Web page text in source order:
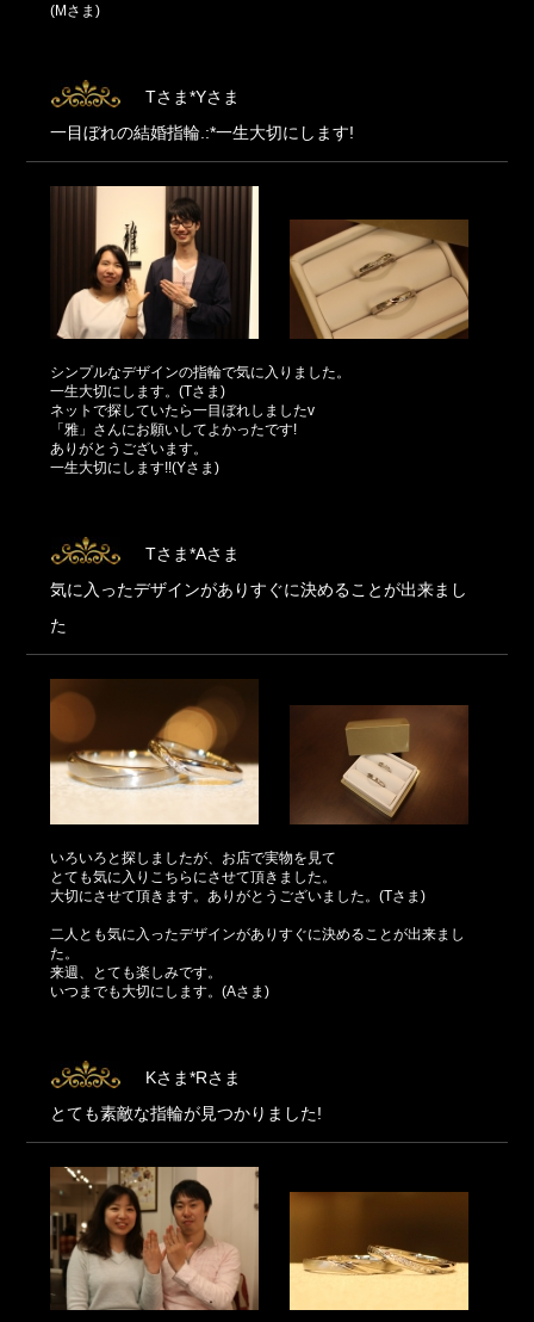
(Mさま)
Tさま*Yさま
一目ぼれの結婚指輪.:*一生大切にします!
シンプルなデザインの指輪で気に入りました。
一生大切にします。(Tさま)
ネットで探していたら一目ぼれしましたv
「雅」さんにお願いしてよかったです!
ありがとうございます。
一生大切にします!!(Yさま)
Tさま*Aさま
気に入ったデザインがありすぐに決めることが出来まし
た
いろいろと探しましたが、お店で実物を見て
とても気に入りこちらにさせて頂きました。
大切にさせて頂きます。ありがとうございました。(Tさま)
二人とも気に入ったデザインがありすぐに決めることが出来まし
た。
来週、とても楽しみです。
いつまでも大切にします。(Aさま)
Kさま*Rさま
とても素敵な指輪が見つかりました!